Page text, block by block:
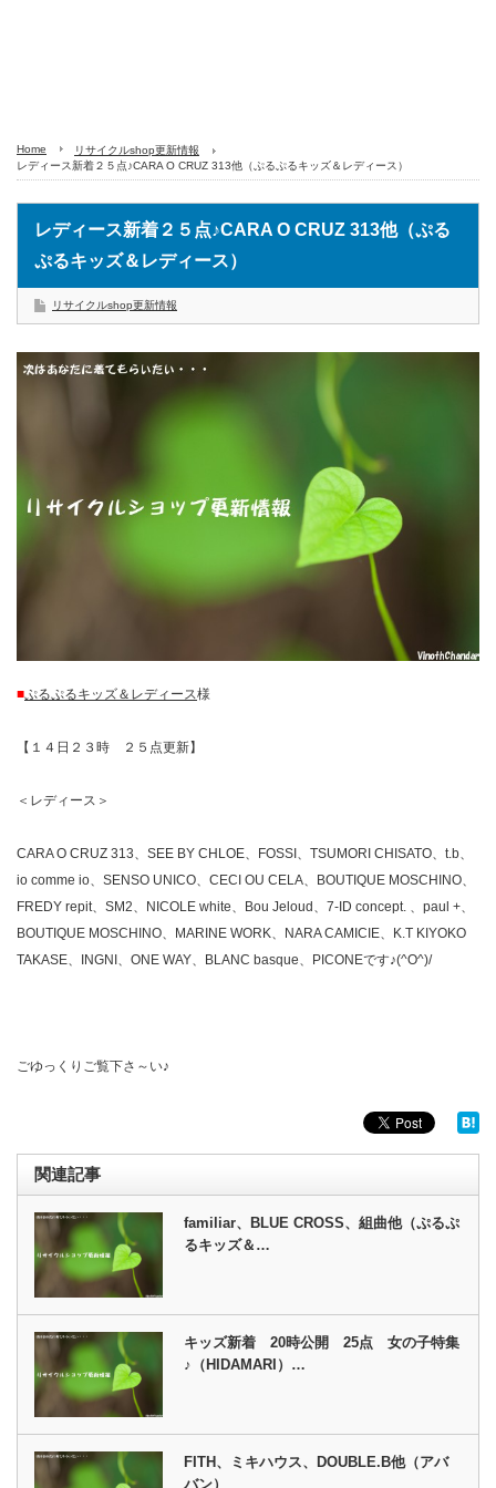
Home
リサイクルshop更新情報
レディース新着２５点♪CARA O CRUZ 313他（ぷるぷるキッズ＆レディース）
レディース新着２５点♪CARA O CRUZ 313他（ぷる
ぷるキッズ＆レディース）
リサイクルshop更新情報
■ぷるぷるキッズ＆レディース様
【１４日２３時 ２５点更新】
＜レディース＞
CARA O CRUZ 313、SEE BY CHLOE、FOSSI、TSUMORI CHISATO、t.b、
io comme io、SENSO UNICO、CECI OU CELA、BOUTIQUE MOSCHINO、
FREDY repit、SM2、NICOLE white、Bou Jeloud、7-ID concept. 、paul +、
BOUTIQUE MOSCHINO、MARINE WORK、NARA CAMICIE、K.T KIYOKO
TAKASE、INGNI、ONE WAY、BLANC basque、PICONEです♪(^O^)/
ごゆっくりご覧下さ～い♪
関連記事
familiar、BLUE CROSS、組曲他（ぷるぷ
るキッズ＆…
キッズ新着 20時公開 25点 女の子特集
♪（HIDAMARI）…
FITH、ミキハウス、DOUBLE.B他（アバ
バン）